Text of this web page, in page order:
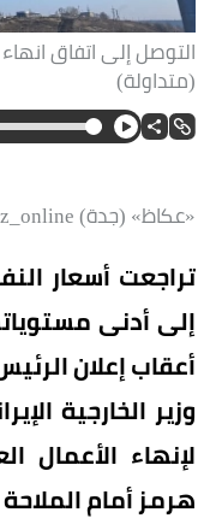
التوصل إلى اتفاق
(متداولة)
«عكاظ» (جدة) Okaz_online@
تراجعت أسعار
إلى أدنى
أعقاب إعلان
وزير الخارجية
لإنهاء
هرمز أمام